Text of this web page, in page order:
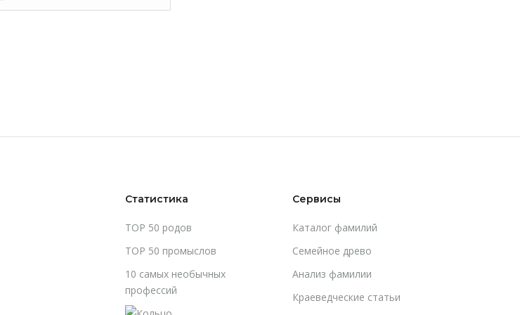
Статистика
TOP 50 родов
TOP 50 промыслов
10 самых необычных
профессий
Сервисы
Каталог фамилий
Cемейное древо
Анализ фамилии
Краеведческие статьи